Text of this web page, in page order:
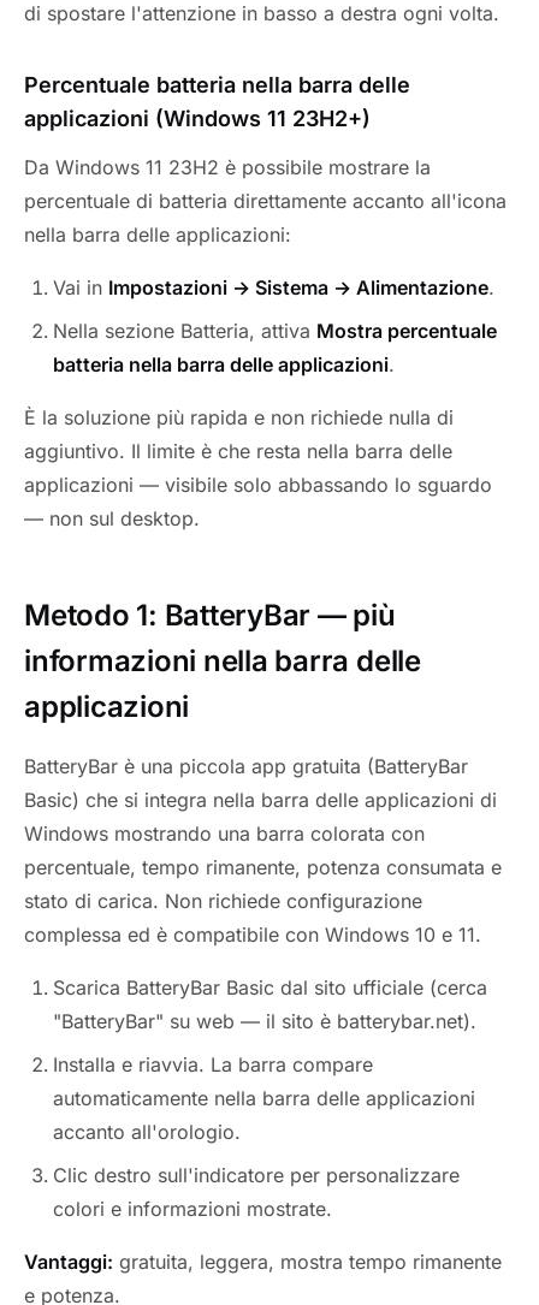
di spostare l'attenzione in basso a destra ogni volta.
Percentuale batteria nella barra delle
applicazioni (Windows 11 23H2+)
Da Windows 11 23H2 è possibile mostrare la
percentuale di batteria direttamente accanto all'icona
nella barra delle applicazioni:
Vai in Impostazioni → Sistema → Alimentazione.
Nella sezione Batteria, attiva Mostra percentuale
batteria nella barra delle applicazioni.
È la soluzione più rapida e non richiede nulla di
aggiuntivo. Il limite è che resta nella barra delle
applicazioni — visibile solo abbassando lo sguardo
— non sul desktop.
Metodo 1: BatteryBar — più
informazioni nella barra delle
applicazioni
BatteryBar è una piccola app gratuita (BatteryBar
Basic) che si integra nella barra delle applicazioni di
Windows mostrando una barra colorata con
percentuale, tempo rimanente, potenza consumata e
stato di carica. Non richiede configurazione
complessa ed è compatibile con Windows 10 e 11.
Scarica BatteryBar Basic dal sito ufficiale (cerca
"BatteryBar" su web — il sito è batterybar.net).
Installa e riavvia. La barra compare
automaticamente nella barra delle applicazioni
accanto all'orologio.
Clic destro sull'indicatore per personalizzare
colori e informazioni mostrate.
Vantaggi: gratuita, leggera, mostra tempo rimanente
e potenza.